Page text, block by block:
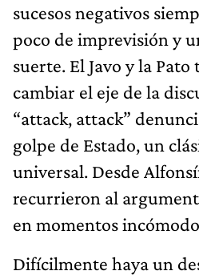
sucesos negativos
poco de imprevisión y
suerte. El Javo y la
cambiar el eje de la
“attack, attack”
golpe de Estado, un
universal. Desde
recurrieron al
en momentos
Difícilmente haya un